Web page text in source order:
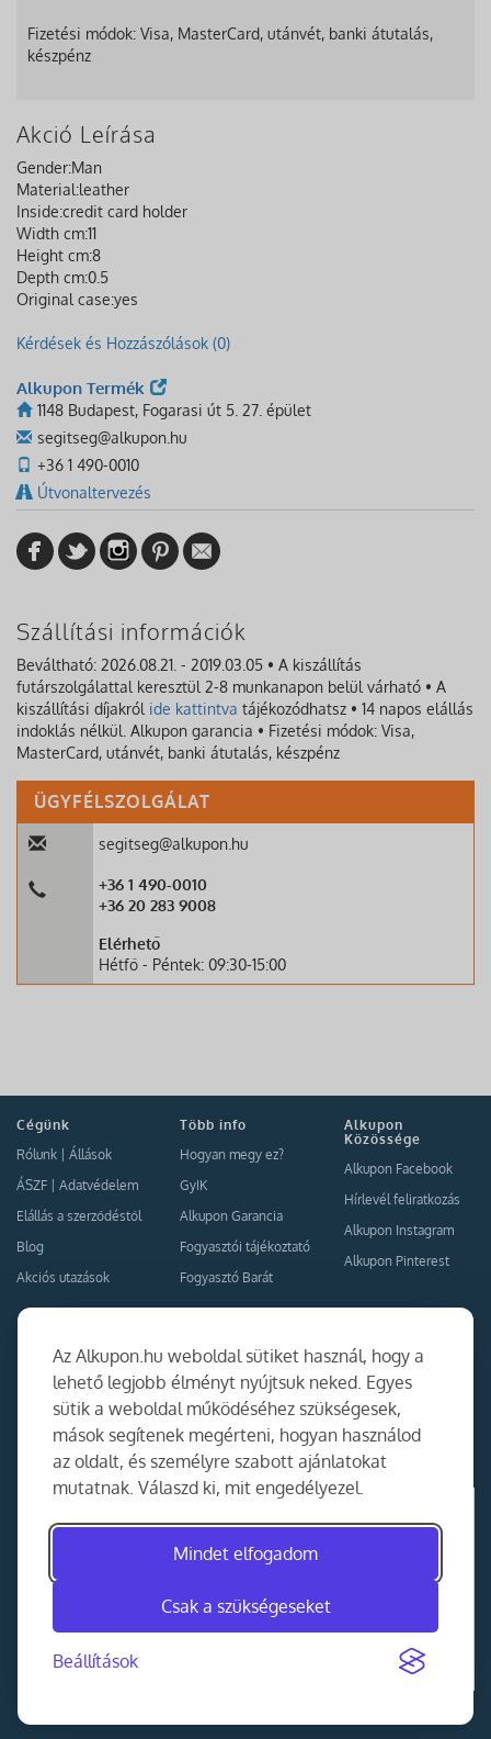
Az Alkupon.hu weboldal sütiket használ, hogy a
lehető legjobb élményt nyújtsuk neked. Egyes
sütik a weboldal működéséhez szükségesek,
mások segítenek megérteni, hogyan használod
az oldalt, és személyre szabott ajánlatokat
mutatnak. Válaszd ki, mit engedélyezel.
Mindet elfogadom
Csak a szükségeseket
Beállítások
Fizetési módok: Visa, MasterCard, utánvét, banki átutalás,
készpénz
Akció Leírása
Gender:Man
Material:leather
Inside:credit card holder
Width cm:11
Height cm:8
Depth cm:0.5
Original case:yes
Kérdések és Hozzászólások (0)
Alkupon Termék
1148 Budapest, Fogarasi út 5. 27. épület
segitseg@alkupon.hu
+36 1 490-0010
Útvonaltervezés
Szállítási információk
Beváltható: 2026.08.21. - 2019.03.05 • A kiszállítás
futárszolgálattal keresztül 2-8 munkanapon belül várható • A
kiszállítási díjakról ide kattintva tájékozódhatsz • 14 napos elállás
indoklás nélkül. Alkupon garancia • Fizetési módok: Visa,
MasterCard, utánvét, banki átutalás, készpénz
ÜGYFÉLSZOLGÁLAT
segitseg@alkupon.hu
+36 1 490-0010
+36 20 283 9008
Elérhető
Hétfő - Péntek: 09:30-15:00
Cégünk
Rólunk
Állások
ÁSZF
Adatvédelem
Elállás a szerződéstől
Blog
Akciós utazások
Több info
Hogyan megy ez?
GyIK
Alkupon Garancia
Fogyasztói tájékoztató
Fogyasztó Barát
Alkupon
Közössége
Alkupon Facebook
Hírlevél feliratkozás
Alkupon Instagram
Alkupon Pinterest
Együttműködés
Kapcsolat
Ajánlj nekünk!
Partner Belépés